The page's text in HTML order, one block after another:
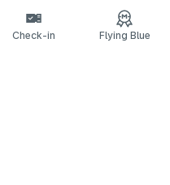
Check-in Flying Blue